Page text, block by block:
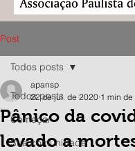
Post
Todos posts
Começar
Sua comunidade
Todos posts
Pânico da
levado a
apansp
22 de jul. de 2020 1 min